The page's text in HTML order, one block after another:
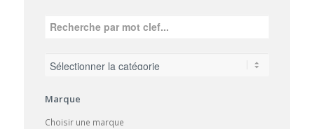
Marque
Choisir une marque